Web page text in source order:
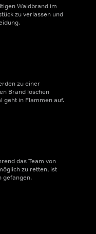
Waldbrand im
zu verlassen und
zu einer
Brand löschen
geht in Flammen auf.
das Team von
zu retten, ist
gefangen.